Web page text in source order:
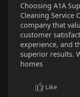
Choosing A1A
Cleaning Service
company that
customer
experience, and
superior results.
homes
Like